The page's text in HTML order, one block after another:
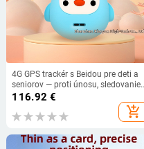
4G GPS trackér s Beidou pre deti a
seniorov — proti únosu, sledovanie
v reálnom čase, alarmné režimy:
116.92 €
add_shopping_cart